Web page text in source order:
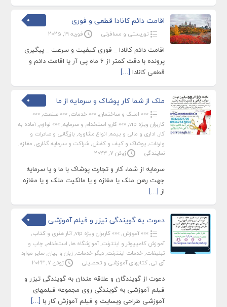
اقامت دائم کانادا قطعی و فوری
توریستی و مسافرتی فوریه 19, 2025
اقامت دائم کانادا _ فوری کیفیت و سرعت _ پیگیری
پرونده با دقت کمتر از 6 ماه پی آر یا اقامت دائم و
قطعی کانادا […]
ملک از شما کار پوشاک و سرمایه از ما
»»» املاک و ساختمان, »»» خدمات, »»» صنعت,
»»»
کاربران ویژه vip
, »»» کارو استخدام و سرمایه, »»» لوازم,آماده به
کار, اداری و مالی و بیمه, انواع مشاوره, بازرگانی و صادرات و
واردات, پوشاک و کیف و کفش, شراکت و سرمایه گذاری, مغازه,
نمایندگی
ژوئن 7, 2023
سرمایه از شما، کار و تجارت پوشاک با ما و یا سرمایه
جهت رهن ملک یا مغازه و یا مالکیت ملک و یا مغازه
از […]
دعوت به گویندگی تیزر و فیلم آموزشی
»»» آموزش, »»» کاربران ویژه vip ,آثار هنری و کتاب,
آموزش کامپیوتر و اینترنت,آموزشگاه ها, استخدام, چاپ و
تبلیغات, خدمات اینترنت, دیگر خدمات, زبان و بیان, سایر موارد
آی تی, کتابهای آموزشی و تحصیلی ژوئن 7, 2023
دعوت از گویندگان و علاقه مندان به گویندگی تیزر و
فیلم آموزشی به گویندگی روی مجموعه فیلمهای
آموزشی طراحی وبسایت و فیلم آموزش کار با […]